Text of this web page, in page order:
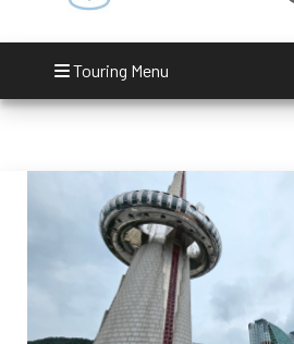
Touring Menu